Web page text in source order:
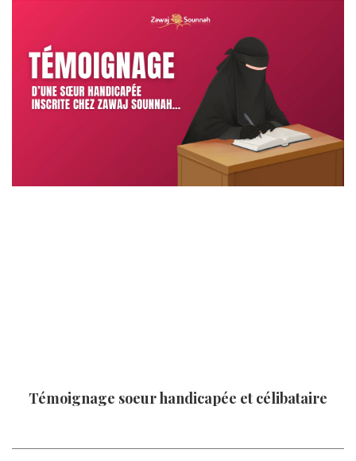
Témoignage soeur handicapée et célibataire